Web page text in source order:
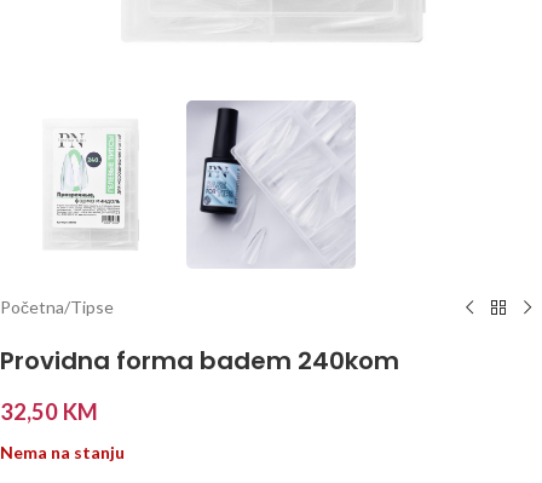
Početna/Tipse
Providna forma badem 240kom
32,50 KM
Nema na stanju